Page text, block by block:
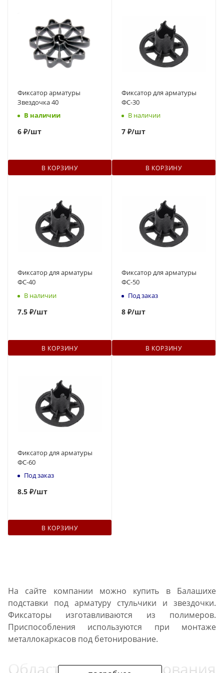
Фиксатор арматуры
Звездочка 40
В наличии
6 ₽/шт
В КОРЗИНУ
Фиксатор для арматуры
ФС-30
В наличии
7 ₽/шт
В КОРЗИНУ
Фиксатор для арматуры
ФС-40
В наличии
7.5 ₽/шт
В КОРЗИНУ
Фиксатор для арматуры
ФС-50
Под заказ
8 ₽/шт
В КОРЗИНУ
Фиксатор для арматуры
ФС-60
Под заказ
8.5 ₽/шт
В КОРЗИНУ
На сайте компании можно купить в Балашихе
подставки под арматуру стульчики и звездочки.
Фиксаторы изготавливаются из полимеров.
Приспособления используются при монтаже
металлокаркасов под бетонирование.
Область использования